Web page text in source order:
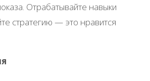
Отрабатывайте навыки
стратегию — это нравится